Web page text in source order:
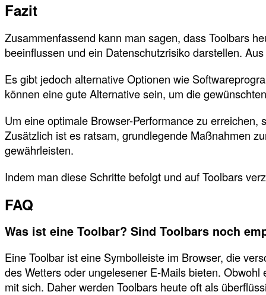
Fazit
Zusammenfassend kann man sagen, dass Toolbars
beeinflussen und ein Datenschutzrisiko darstellen.
Es gibt jedoch alternative Optionen wie
können eine gute Alternative sein, um die
Um eine optimale Browser-Performance zu
Zusätzlich ist es ratsam, grundlegende Maßnahmen
gewährleisten.
Indem man diese Schritte befolgt und auf Toolbars
FAQ
Was ist eine Toolbar? Sind Toolbars noch
Eine Toolbar ist eine Symbolleiste im Browser, die
des Wetters oder ungelesener E-Mails bieten. Obwohl
mit sich. Daher werden Toolbars heute oft als